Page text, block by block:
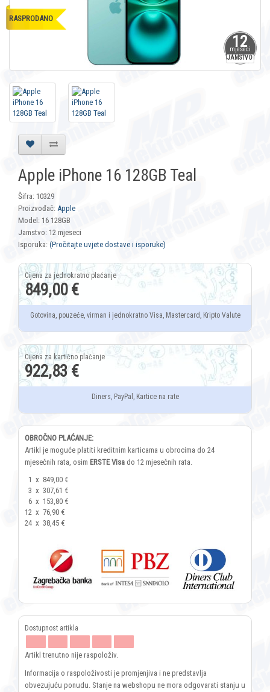
12
mjeseci
JAMSTVO
RASPRODANO
Apple iPhone 16 128GB Teal
Šifra: 10329
Proizvođač: Apple
Model: 16 128GB
Jamstvo: 12 mjeseci
Isporuka: (Pročitajte uvjete dostave i isporuke)
849,00 €
Gotovina, pouzeće, virman i jednokratno Visa, Mastercard, Kripto Valute
922,83 €
Diners, PayPal, Kartice na rate
OBROČNO PLAĆANJE:
Artikl je moguće platiti kreditnim karticama u obrocima do 24
mjesečnih rata, osim ERSTE Visa do 12 mjesečnih rata.
1 x 849,00 €
3 x 307,61 €
6 x 153,80 €
12 x 76,90 €
24 x 38,45 €
Artikl trenutno nije raspoloživ.
Informacija o raspoloživosti je promjenjiva i ne predstavlja
obvezujuću ponudu. Stanje na webshopu ne mora odgovarati stanju u